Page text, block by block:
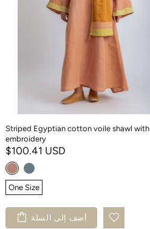
Striped Egyptian cotton voile shawl with
embroidery
$100.41 USD
One Size
أضف إلى السلة